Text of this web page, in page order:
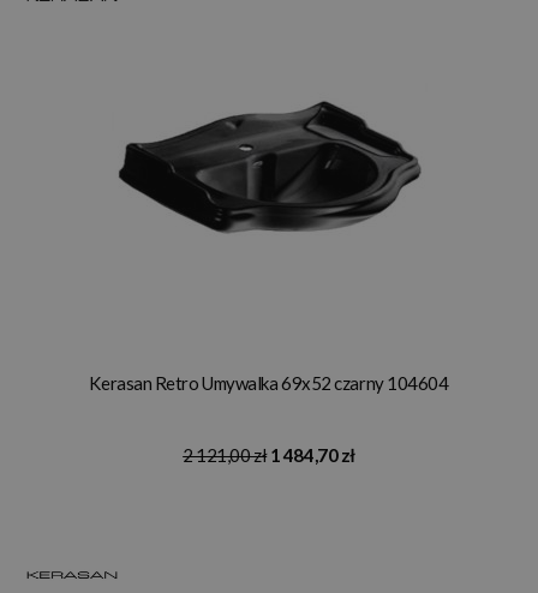
Kerasan Retro Umywalka 69x52 czarny 104604
2 121,00 zł 1 484,70 zł